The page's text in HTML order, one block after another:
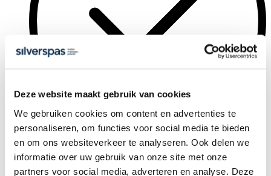
Deze website maakt gebruik van cookies
We gebruiken cookies om content en advertenties te
personaliseren, om functies voor social media te bieden
en om ons websiteverkeer te analyseren. Ook delen we
informatie over uw gebruik van onze site met onze
partners voor social media, adverteren en analyse. Deze
Meer dan 45.000x gedownload
Download gratis de Jacuzzi Kennisgids 2026